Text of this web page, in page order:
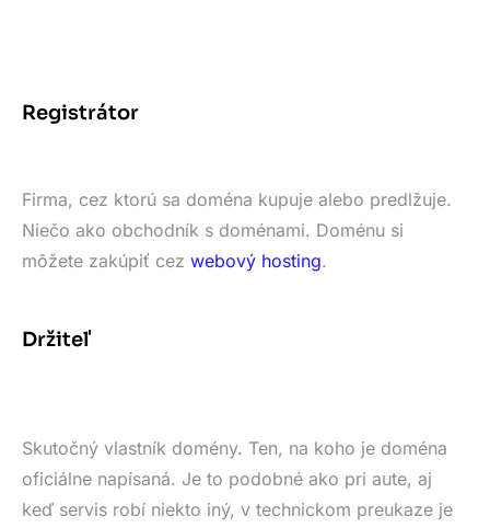
Registrátor
Firma, cez ktorú sa doména kupuje alebo predlžuje.
Niečo ako obchodník s doménami. Doménu si
môžete zakúpiť cez webový hosting.
Držiteľ
Skutočný vlastník domény. Ten, na koho je doména
oficiálne napísaná. Je to podobné ako pri aute, aj
keď servis robí niekto iný, v technickom preukaze je